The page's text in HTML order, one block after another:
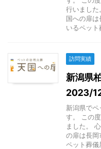
行いました
国への扉
いるペット
訪問実績
新潟県
2023/
新潟県で
す。 この
ました。
の扉は長岡
ペット葬儀